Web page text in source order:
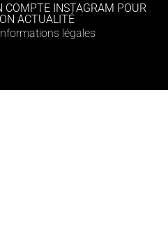
COMPTE INSTAGRAM POUR
ACTUALITÉ
légales